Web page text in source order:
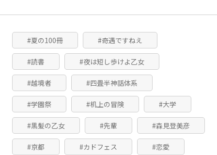
#夏の100冊 #奇遇ですねえ
#読書 #夜は短し歩けよ乙女
#越境者 #四畳半神話体系
#学園祭 #机上の冒険 #大学
#黒髪の乙女 #先輩 #森見登美彦
#京都 #カドフェス #恋愛